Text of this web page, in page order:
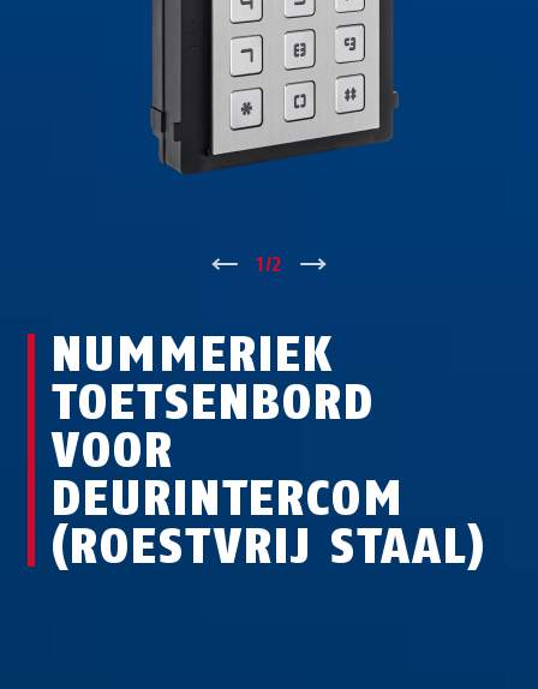
1/2
NUMMERIEK
TOETSENBORD
VOOR
DEURINTERCOM
(ROESTVRIJ STAAL)